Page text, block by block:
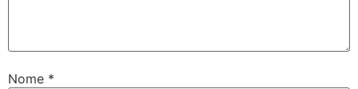
Nome *